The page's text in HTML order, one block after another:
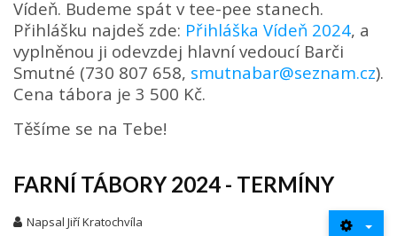
Vídeň. Budeme spát v tee-pee stanech.
Přihlášku najdeš zde: Přihláška Vídeň 2024, a
vyplněnou ji odevzdej hlavní vedoucí Barči
Smutné (730 807 658, smutnabar@seznam.cz).
Cena tábora je 3 500 Kč.
Těšíme se na Tebe!
FARNÍ TÁBORY 2024 - TERMÍNY
NapsalJiří Kratochvíla